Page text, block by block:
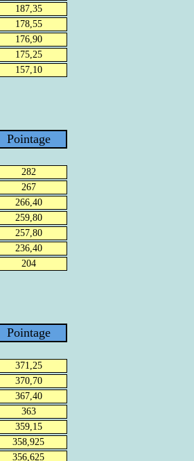
187,35
178,55
176,90
175,25
157,10
Pointage
282
267
266,40
259,80
257,80
236,40
204
Pointage
371,25
370,70
367,40
363
359,15
358,925
356,625